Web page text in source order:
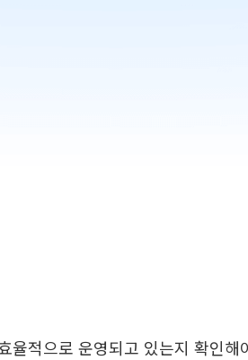
율적으로 운영되고 있는지 확인해